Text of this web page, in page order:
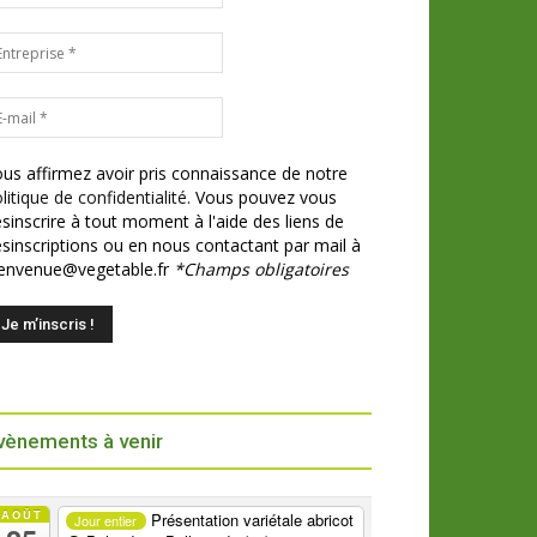
affirmez avoir pris connaissance de notre
de confidentialité. Vous pouvez vous
à tout moment à l'aide des liens de
ou en nous contactant par mail à
*Champs obligatoires
à venir
AOÛT Jour entier
Présentation variétale abricot